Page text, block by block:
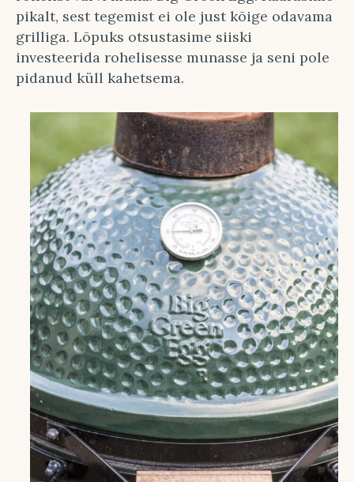
pikalt, sest tegemist ei ole just kõige odavama
grilliga. Lõpuks otsustasime siiski
investeerida rohelisesse munasse ja seni pole
pidanud küll kahetsema.